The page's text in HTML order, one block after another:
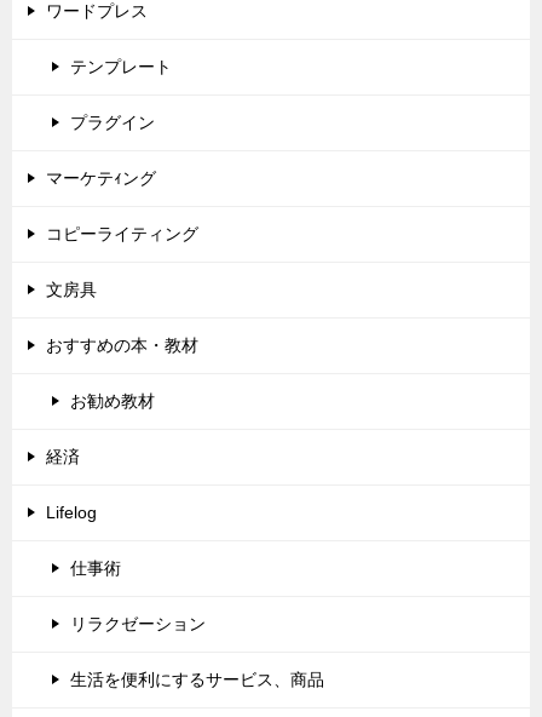
ワードプレス
テンプレート
プラグイン
マーケテｨング
コピーライティング
文房具
おすすめの本・教材
お勧め教材
経済
Lifelog
仕事術
リラクゼーション
生活を便利にするサービス、商品